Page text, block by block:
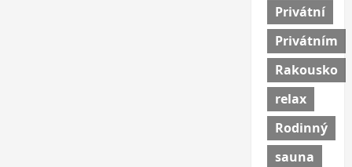
Privátní
Privátním
Rakousko
relax
Rodinný
sauna